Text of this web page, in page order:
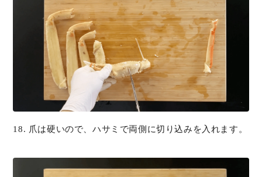
18. 爪は硬いので、ハサミで両側に切り込みを入れます。